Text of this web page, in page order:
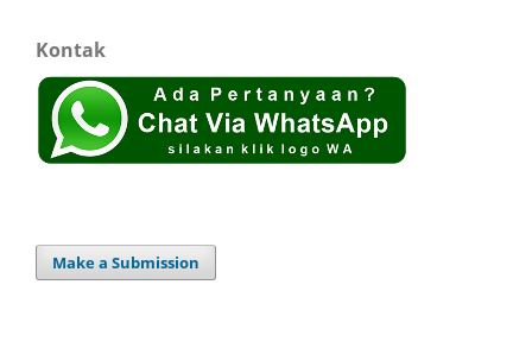
Kontak
Make a Submission